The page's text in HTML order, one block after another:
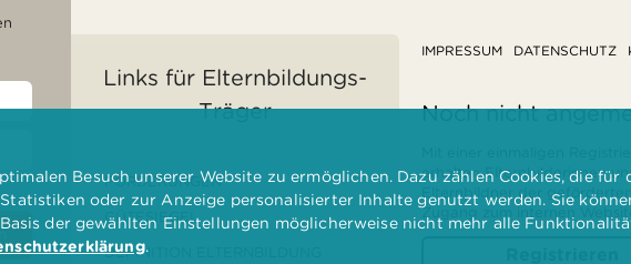
Links für Elternbildungs-
Träger
FÖRDERUNGEN
GÜTESIEGEL
DEFINITION ELTERNBILDUNG
IMPRESSUM DATENSCHUTZ
Noch nicht
erhalten Elternbilderinnen
Elternbildner der geförderten
Zugang zum internen
Besuch unserer Website zu ermöglichen. Dazu zählen Cookies, die
oder zur Anzeige personalisierter Inhalte genutzt werden. Sie
der gewählten Einstellungen möglicherweise nicht mehr alle
.